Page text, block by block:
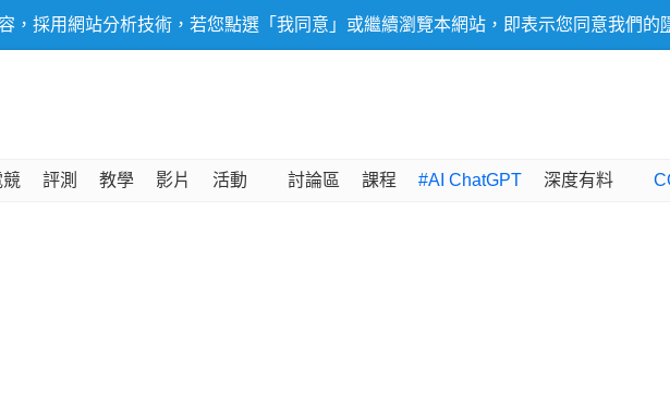
，採用網站分析技術，若您點選「我同意」或繼續瀏覽本網站，即表示您同意我們的
評測 教學 影片 活動 討論區 課程 #AI ChatGPT 深度有料